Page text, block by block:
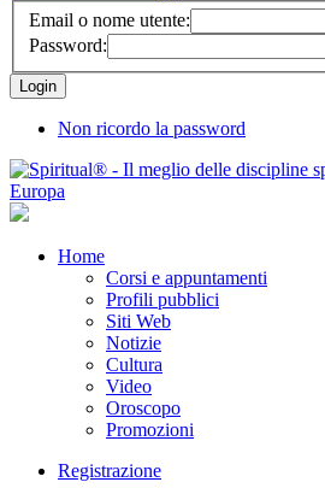
Email o nome utente:
Password:
Non ricordo la password
Home
Corsi e appuntamenti
Profili pubblici
Siti Web
Notizie
Cultura
Video
Oroscopo
Promozioni
Registrazione